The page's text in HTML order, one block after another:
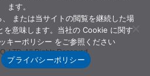
All Rights Reserved.
ます。
または当サイトの閲覧を継続した場
を意味します。当社の Cookie に関す
キーポリシー をご参照ください
プライバシーポリシー